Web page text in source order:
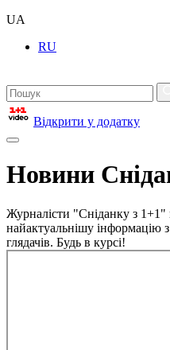
UA
RU
Відкрити у додатку
Новини
Журналісти "Сніданку з 1+1"
найактуальнішу інформацію
глядачів. Будь в курсі!